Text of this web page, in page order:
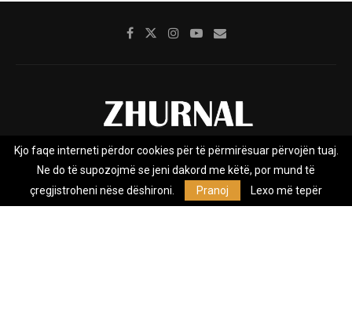
Rreth nesh Impresumi Marketing
Privacy Policy
Zhurnal.mk është Agjenci e Lajmeve e pavarur, e themeluar në vitin
Kjo faqe interneti përdor cookies për të përmirësuar përvojën tuaj.
Ne do të supozojmë se jeni dakord me këtë, por mund të
çregjistroheni nëse dëshironi.
Pranoj Lexo më tepër